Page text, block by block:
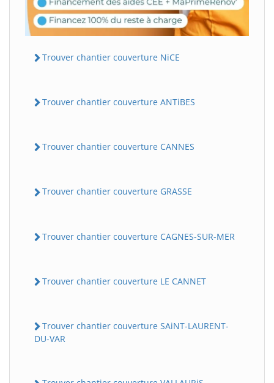
Trouver chantier couverture NiCE
Trouver chantier couverture ANTiBES
Trouver chantier couverture CANNES
Trouver chantier couverture GRASSE
Trouver chantier couverture CAGNES-SUR-MER
Trouver chantier couverture LE CANNET
Trouver chantier couverture SAiNT-LAURENT-
DU-VAR